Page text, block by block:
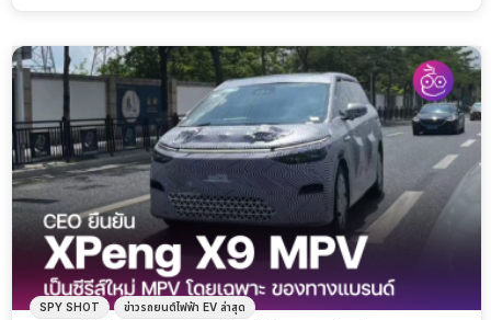
SPY SHOT ข่าวรถยนต์ไฟฟ้า EV ล่าสุด